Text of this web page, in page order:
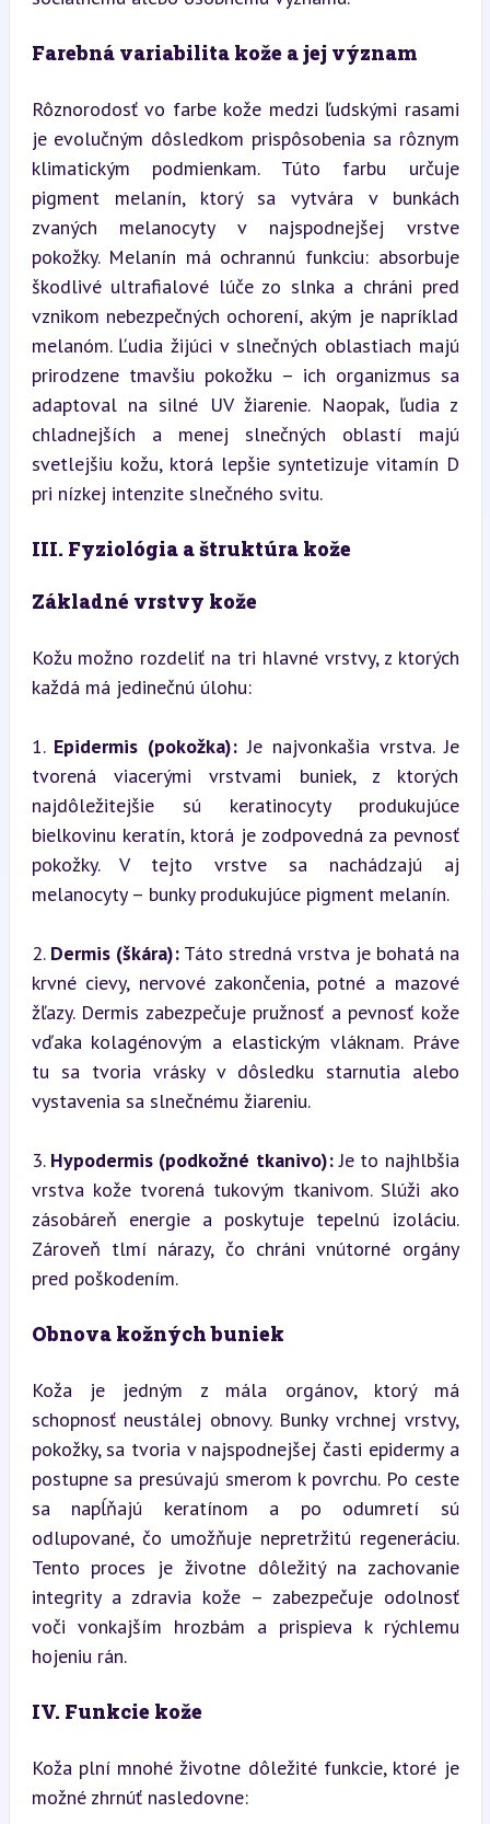
Farebná variabilita kože a jej význam
Rôznorodosť vo farbe kože medzi ľudskými rasami
je evolučným dôsledkom prispôsobenia sa rôznym
klimatickým podmienkam. Túto farbu určuje
pigment melanín, ktorý sa vytvára v bunkách
zvaných melanocyty v najspodnejšej vrstve
pokožky. Melanín má ochrannú funkciu: absorbuje
škodlivé ultrafialové lúče zo slnka a chráni pred
vznikom nebezpečných ochorení, akým je napríklad
melanóm. Ľudia žijúci v slnečných oblastiach majú
prirodzene tmavšiu pokožku – ich organizmus sa
adaptoval na silné UV žiarenie. Naopak, ľudia z
chladnejších a menej slnečných oblastí majú
svetlejšiu kožu, ktorá lepšie syntetizuje vitamín D
pri nízkej intenzite slnečného svitu.
III. Fyziológia a štruktúra kože
Základné vrstvy kože
Kožu možno rozdeliť na tri hlavné vrstvy, z ktorých
každá má jedinečnú úlohu:
1. Epidermis (pokožka): Je najvonkašia vrstva. Je
tvorená viacerými vrstvami buniek, z ktorých
najdôležitejšie sú keratinocyty produkujúce
bielkovinu keratín, ktorá je zodpovedná za pevnosť
pokožky. V tejto vrstve sa nachádzajú aj
melanocyty – bunky produkujúce pigment melanín.
2. Dermis (škára): Táto stredná vrstva je bohatá na
krvné cievy, nervové zakončenia, potné a mazové
žľazy. Dermis zabezpečuje pružnosť a pevnosť kože
vďaka kolagénovým a elastickým vláknam. Práve
tu sa tvoria vrásky v dôsledku starnutia alebo
vystavenia sa slnečnému žiareniu.
3. Hypodermis (podkožné tkanivo): Je to najhlbšia
vrstva kože tvorená tukovým tkanivom. Slúži ako
zásobáreň energie a poskytuje tepelnú izoláciu.
Zároveň tlmí nárazy, čo chráni vnútorné orgány
pred poškodením.
Obnova kožných buniek
Koža je jedným z mála orgánov, ktorý má
schopnosť neustálej obnovy. Bunky vrchnej vrstvy,
pokožky, sa tvoria v najspodnejšej časti epidermy a
postupne sa presúvajú smerom k povrchu. Po ceste
sa napĺňajú keratínom a po odumretí sú
odlupované, čo umožňuje nepretržitú regeneráciu.
Tento proces je životne dôležitý na zachovanie
integrity a zdravia kože – zabezpečuje odolnosť
voči vonkajším hrozbám a prispieva k rýchlemu
hojeniu rán.
IV. Funkcie kože
Koža plní mnohé životne dôležité funkcie, ktoré je
možné zhrnúť nasledovne: